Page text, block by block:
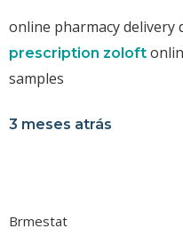
online pharmacy delivery
prescription zoloft
samples
3 meses atrás
Brmestat